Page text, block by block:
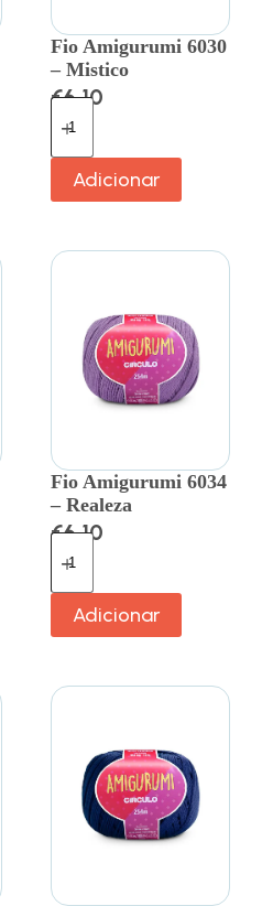
Fio Amigurumi 6030
– Mistico
€6.10
Adicionar
Fio Amigurumi 6034
– Realeza
€6.10
Adicionar